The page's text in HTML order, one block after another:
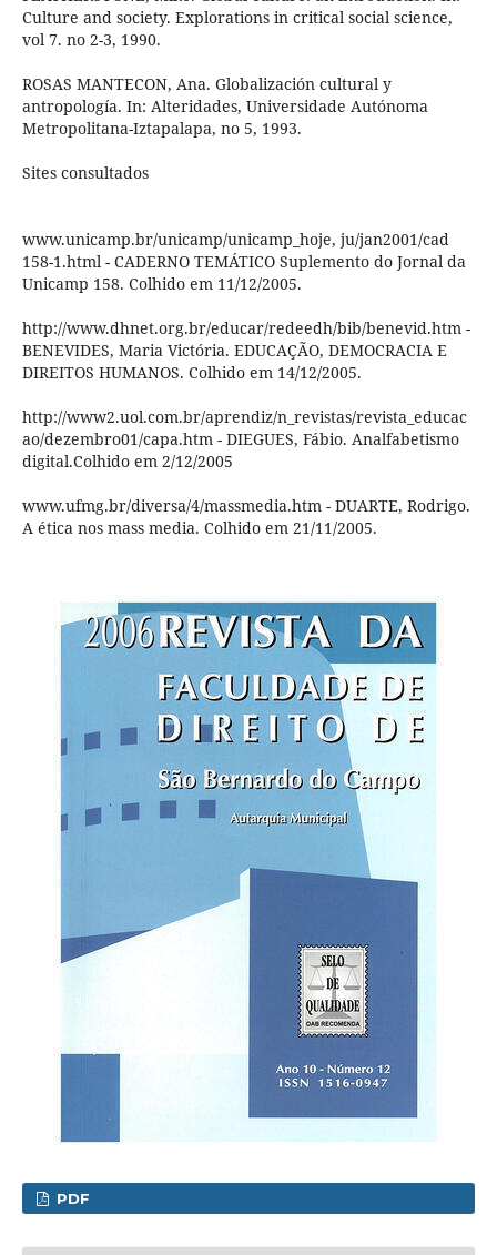
Culture and society. Explorations in critical social science,
vol 7. no 2-3, 1990.
ROSAS MANTECON, Ana. Globalización cultural y
antropología. In: Alteridades, Universidade Autónoma
Metropolitana-Iztapalapa, no 5, 1993.
Sites consultados
www.unicamp.br/unicamp/unicamp_hoje, ju/jan2001/cad
158-1.html - CADERNO TEMÁTICO Suplemento do Jornal da
Unicamp 158. Colhido em 11/12/2005.
http://www.dhnet.org.br/educar/redeedh/bib/benevid.htm -
BENEVIDES, Maria Victória. EDUCAÇÃO, DEMOCRACIA E
DIREITOS HUMANOS. Colhido em 14/12/2005.
http://www2.uol.com.br/aprendiz/n_revistas/revista_educac
ao/dezembro01/capa.htm - DIEGUES, Fábio. Analfabetismo
digital.Colhido em 2/12/2005
www.ufmg.br/diversa/4/massmedia.htm - DUARTE, Rodrigo.
A ética nos mass media. Colhido em 21/11/2005.
PDF